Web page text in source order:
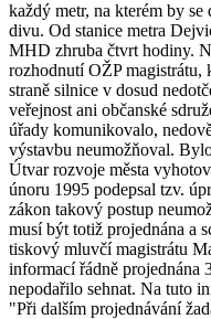
každý metr, na kterém by
divu. Od stanice metra
MHD zhruba čtvrt hodiny.
rozhodnutí OŽP magistrátu,
straně silnice v dosud
veřejnost ani občanské
úřady komunikovalo,
výstavbu neumožňoval.
Útvar rozvoje města
únoru 1995 podepsal tzv.
zákon takový postup
musí být totiž projednána a
tiskový mluvčí magistrátu
informací řádně projednána
nepodařilo sehnat. Na tuto
"Při dalším projednávání